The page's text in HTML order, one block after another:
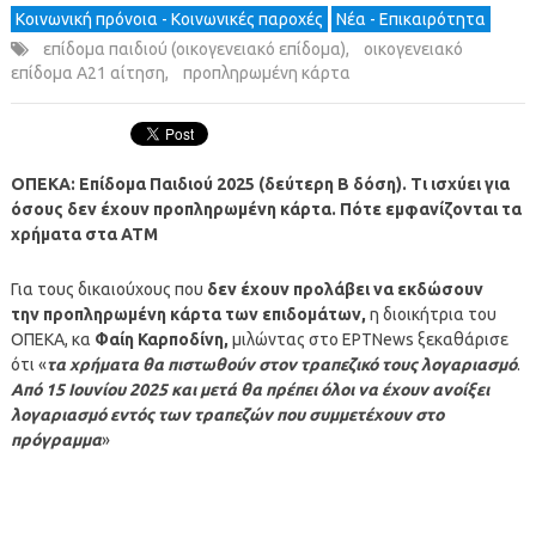
Κοινωνική πρόνοια - Κοινωνικές παροχές
Νέα - Επικαιρότητα
επίδομα παιδιού (οικογενειακό επίδομα),
οικογενειακό
επίδομα Α21 αίτηση, προπληρωμένη κάρτα
ΟΠΕΚΑ: Επίδομα Παιδιού 2025 (δεύτερη Β δόση). Τι ισχύει για
όσους δεν έχουν προπληρωμένη κάρτα. Πότε εμφανίζονται τα
χρήματα στα ΑΤΜ
Για τους δικαιούχους που δεν έχουν προλάβει να εκδώσουν
την προπληρωμένη κάρτα των επιδομάτων, η διοικήτρια του
ΟΠΕΚΑ, κα Φαίη Καρποδίνη, μιλώντας στο ΕΡΤNews ξεκαθάρισε
ότι «τα χρήματα θα πιστωθούν στον τραπεζικό τους λογαριασμό.
Από 15 Ιουνίου 2025 και μετά θα πρέπει όλοι να έχουν ανοίξει
λογαριασμό εντός των τραπεζών που συμμετέχουν στο
πρόγραμμα»